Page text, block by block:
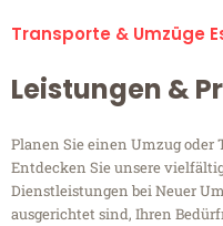
Transporte & Umzüge
Leistungen &
Planen Sie einen Umzug oder
Entdecken Sie unsere
Dienstleistungen bei Neuer
ausgerichtet sind, Ihren